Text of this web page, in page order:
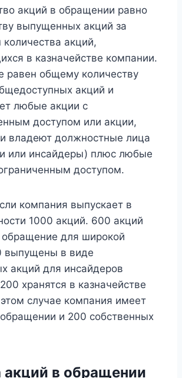
акций в обращении равно
выпущенных акций за
акций,
в казначействе компании.
равен общему количеству
акций и
любые акции с
доступом или акции,
владеют должностные лица
или инсайдеры) плюс любые
доступом.
компания выпускает в
1000 акций. 600 акций
для широкой
выпущены в виде
акций для инсайдеров
хранятся в казначействе
случае компания имеет
и 200 собственных
акций в обращении